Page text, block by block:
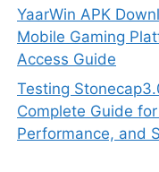
YaarWin APK
Mobile Gaming
Access Guide
Testing
Complete Guide for
Performance, and